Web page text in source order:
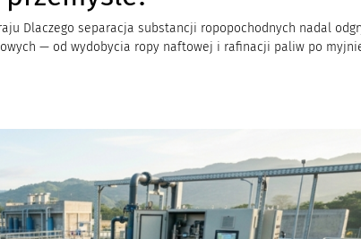
Dlaczego separacja substancji ropopochodnych nadal
— od wydobycia ropy naftowej i rafinacji paliw po